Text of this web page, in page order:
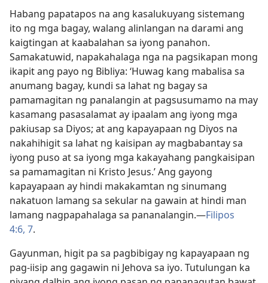
Habang papatapos na ang kasalukuyang sistemang
ito ng mga bagay, walang alinlangan na darami ang
kaigtingan at kaabalahan sa iyong panahon.
Samakatuwid, napakahalaga nga na pagsikapan mong
ikapit ang payo ng Bibliya: ‘Huwag kang mabalisa sa
anumang bagay, kundi sa lahat ng bagay sa
pamamagitan ng panalangin at pagsusumamo na may
kasamang pasasalamat ay ipaalam ang iyong mga
pakiusap sa Diyos; at ang kapayapaan ng Diyos na
nakahihigit sa lahat ng kaisipan ay magbabantay sa
iyong puso at sa iyong mga kakayahang pangkaisipan
sa pamamagitan ni Kristo Jesus.’ Ang gayong
kapayapaan ay hindi makakamtan ng sinumang
nakatuon lamang sa sekular na gawain at hindi man
lamang nagpapahalaga sa pananalangin.​—Filipos
4:6, 7.
Gayunman, higit pa sa pagbibigay ng kapayapaan ng
pag-iisip ang gagawin ni Jehova sa iyo. Tutulungan ka